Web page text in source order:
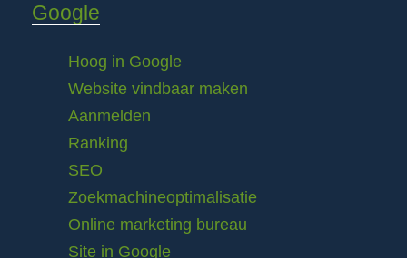
Google
Hoog in Google
Website vindbaar maken
Aanmelden
Ranking
SEO
Zoekmachineoptimalisatie
Online marketing bureau
Site in Google